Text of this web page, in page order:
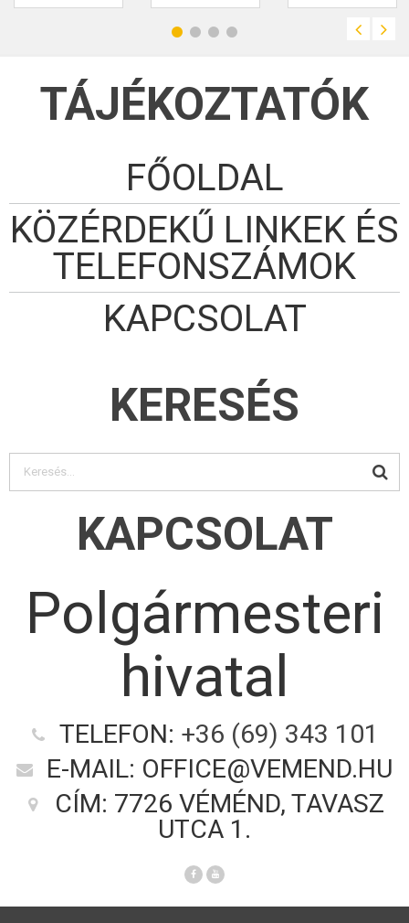
TÁJÉKOZTATÓK
FŐOLDAL
KÖZÉRDEKŰ LINKEK ÉS
TELEFONSZÁMOK
KAPCSOLAT
KERESÉS
KAPCSOLAT
Polgármesteri
hivatal
TELEFON: +36 (69) 343 101
E-MAIL: OFFICE@VEMEND.HU
CÍM: 7726 VÉMÉND, TAVASZ
UTCA 1.